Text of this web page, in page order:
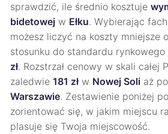
sprawdzić, ile średnio kosztuje
bidetowej w Ełku. Wybierając
możesz liczyć na koszty mniejsze
stosunku do standardu
zł. Rozstrzał cenowy w skali całej
zaledwie 181 złw Nowej Soli aż po
Warszawie. Zestawienie poniżej
zorientować się, w jakim miejscu
plasuje się Twoja miejscowość.